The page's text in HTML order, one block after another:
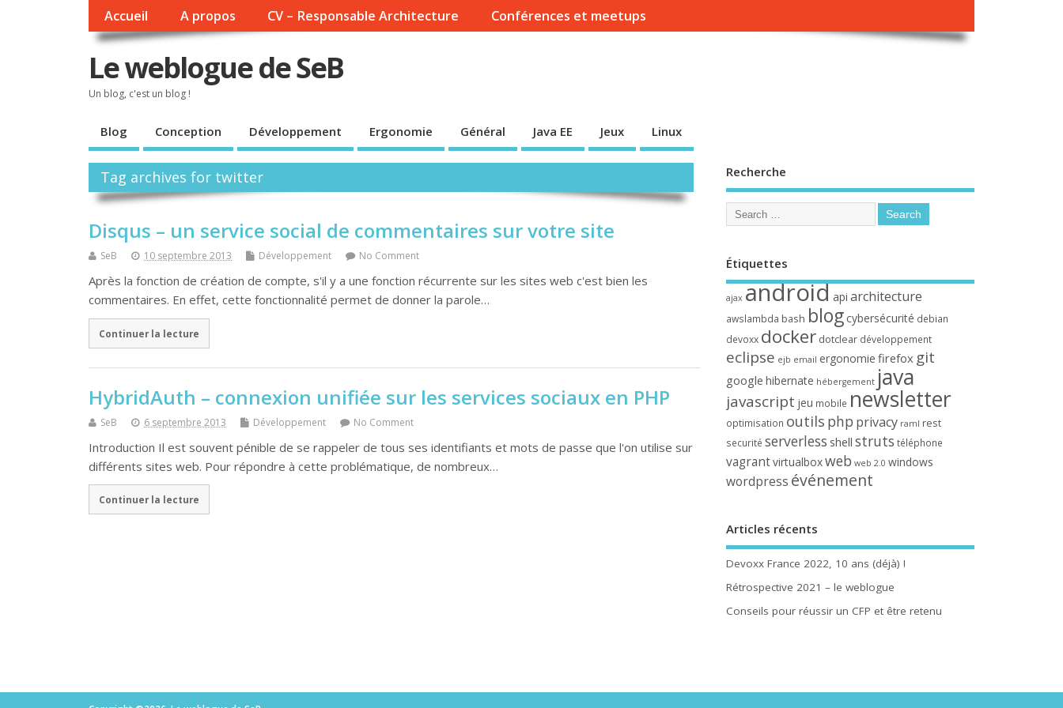
Accueil A propos CV – Responsable Architecture Conférences et meetups
Le weblogue de SeB
Un blog, c'est un blog !
Blog Conception Développement Ergonomie Général Java EE Jeux Linux
Tag archives for twitter
Disqus – un service social de commentaires sur votre site
SeB 10 septembre 2013 Développement No Comment
Après la fonction de création de compte, s'il y a une fonction récurrente sur les sites web c'est bien les
commentaires. En effet, cette fonctionnalité permet de donner la parole…
Continuer la lecture
HybridAuth – connexion unifiée sur les services sociaux en PHP
SeB 6 septembre 2013 Développement No Comment
Introduction Il est souvent pénible de se rappeler de tous ses identifiants et mots de passe que l'on utilise sur
différents sites web. Pour répondre à cette problématique, de nombreux…
Continuer la lecture
Recherche
Étiquettes
ajax androidapi architecture
awslambda bash blog cybersécurité debian
devoxx docker dotclear développement
eclipse ejb email ergonomie firefox git
google hibernate hébergement java
javascript jeu mobile newsletter
optimisation outils php privacy raml rest
securité serverless shell struts téléphone
vagrantvirtualboxweb web 2.0 windows
wordpress événement
Articles récents
Devoxx France 2022, 10 ans (déjà) !
Rétrospective 2021 – le weblogue
Conseils pour réussir un CFP et être retenu